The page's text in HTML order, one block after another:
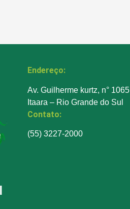
Endereço:
Av. Guilherme kurtz, n° 1065
Itaara – Rio Grande do Sul
Contato:
(55) 3227-2000